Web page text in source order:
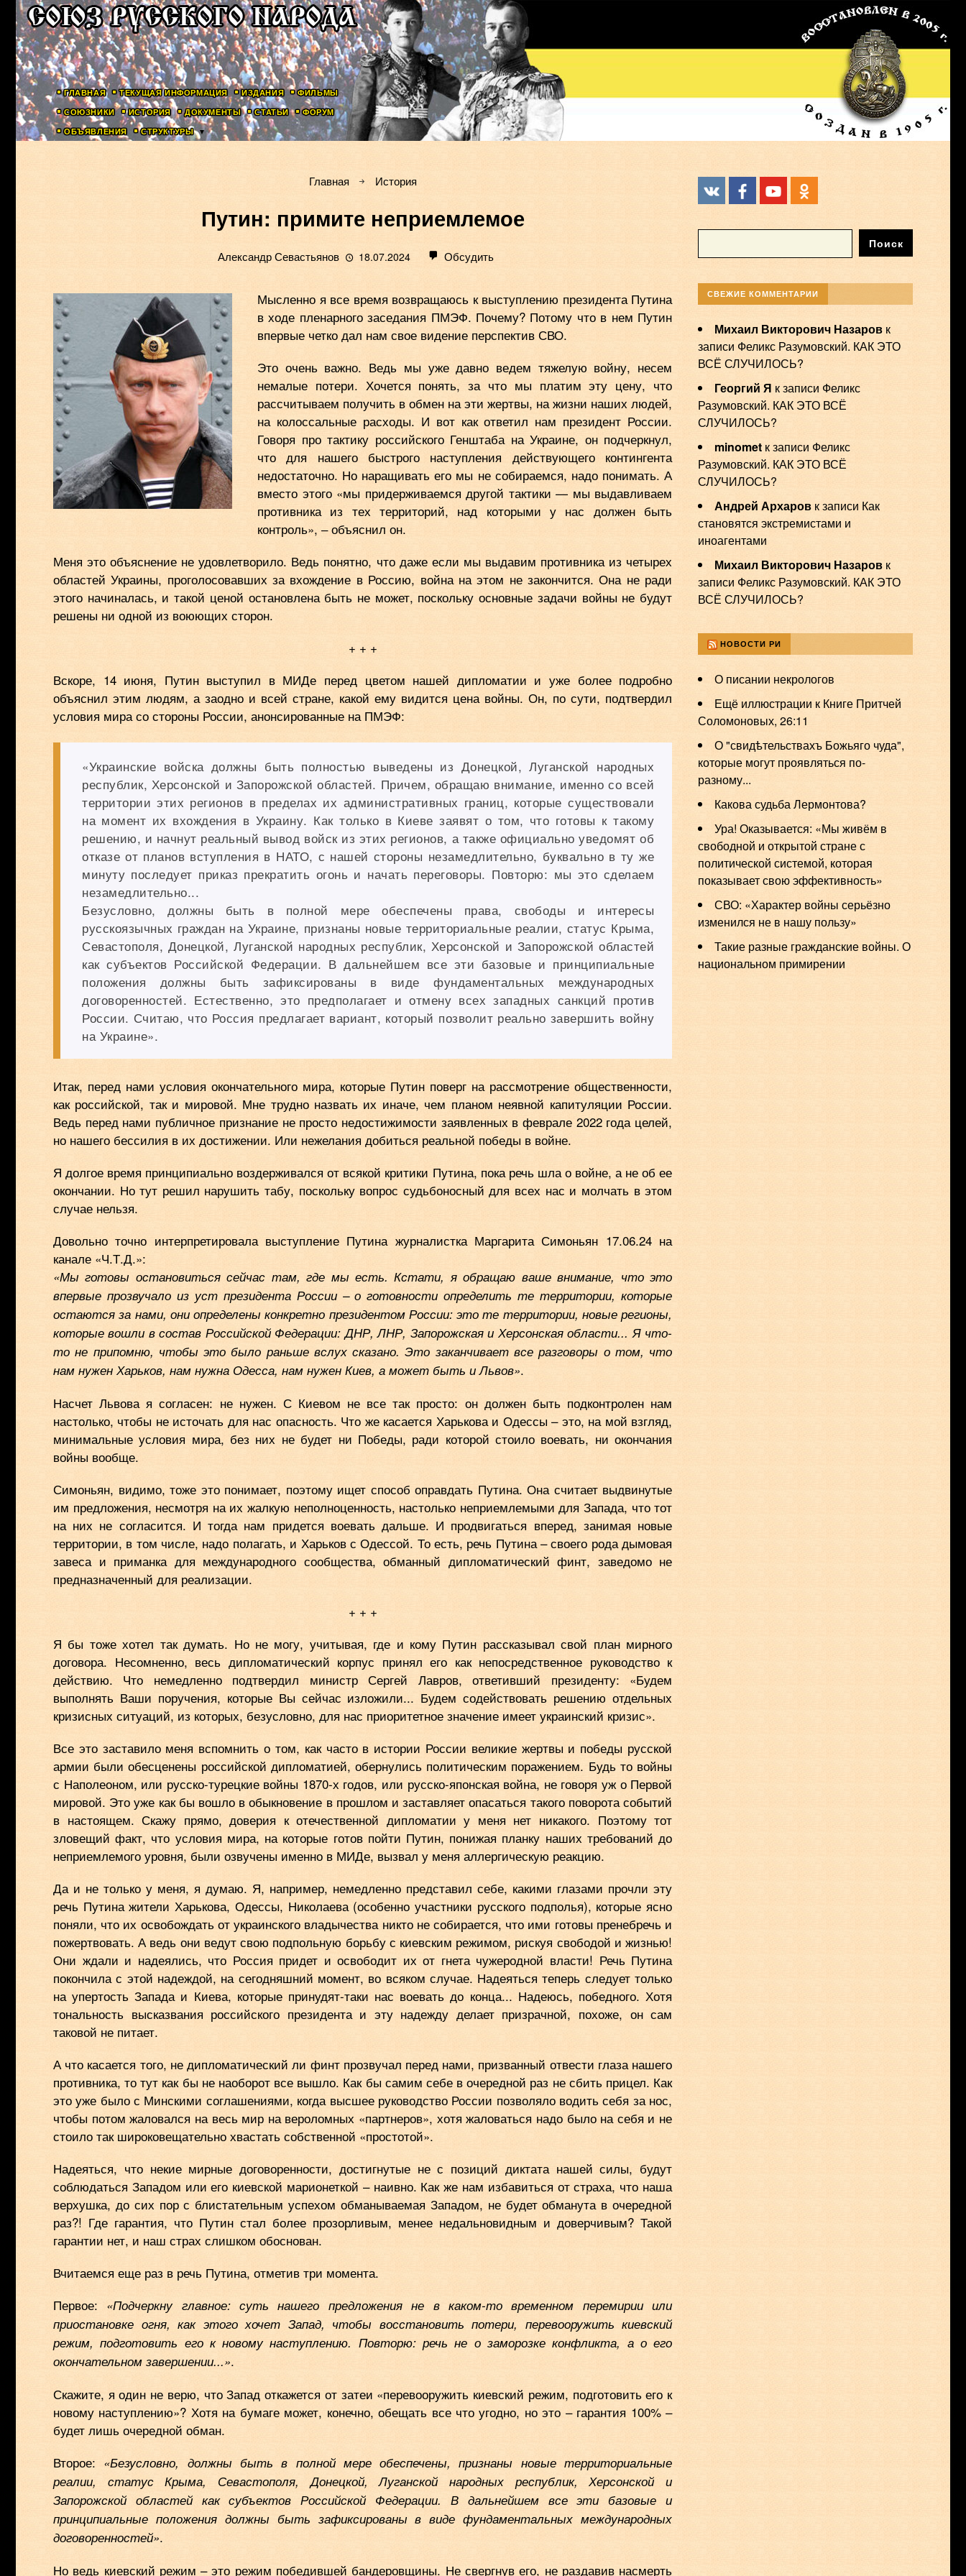
ГЛАВНАЯ ТЕКУЩАЯ ИНФОРМАЦИЯ ИЗДАНИЯ ФИЛЬМЫ
СОЮЗНИКИ ИСТОРИЯ ДОКУМЕНТЫ СТАТЬИ ФОРУМ
ОБЪЯВЛЕНИЯ СТРУКТУРЫ
Главная История
Путин: примите неприемлемое
Александр Севастьянов 18.07.2024 Обсудить
Мысленно я все время возвращаюсь к выступлению президента Путина
в ходе пленарного заседания ПМЭФ. Почему? Потому что в нем Путин
впервые четко дал нам свое видение перспектив СВО.
Это очень важно. Ведь мы уже давно ведем тяжелую войну, несем
немалые потери. Хочется понять, за что мы платим эту цену, что
рассчитываем получить в обмен на эти жертвы, на жизни наших людей,
на колоссальные расходы. И вот как ответил нам президент России.
Говоря про тактику российского Генштаба на Украине, он подчеркнул,
что для нашего быстрого наступления действующего контингента
недостаточно. Но наращивать его мы не собираемся, надо понимать. А
вместо этого «мы придерживаемся другой тактики — мы выдавливаем
противника из тех территорий, над которыми у нас должен быть
контроль», ‒ объяснил он.
Меня это объяснение не удовлетворило. Ведь понятно, что даже если мы выдавим противника из четырех
областей Украины, проголосовавших за вхождение в Россию, война на этом не закончится. Она не ради
этого начиналась, и такой ценой остановлена быть не может, поскольку основные задачи войны не будут
решены ни одной из воюющих сторон.
+ + +
Вскоре, 14 июня, Путин выступил в МИДе перед цветом нашей дипломатии и уже более подробно
объяснил этим людям, а заодно и всей стране, какой ему видится цена войны. Он, по сути, подтвердил
условия мира со стороны России, анонсированные на ПМЭФ:
«Украинские войска должны быть полностью выведены из Донецкой, Луганской народных
республик, Херсонской и Запорожской областей. Причем, обращаю внимание, именно со всей
территории этих регионов в пределах их административных границ, которые существовали
на момент их вхождения в Украину. Как только в Киеве заявят о том, что готовы к такому
решению, и начнут реальный вывод войск из этих регионов, а также официально уведомят об
отказе от планов вступления в НАТО, с нашей стороны незамедлительно, буквально в ту же
минуту последует приказ прекратить огонь и начать переговоры. Повторю: мы это сделаем
незамедлительно...
Безусловно, должны быть в полной мере обеспечены права, свободы и интересы
русскоязычных граждан на Украине, признаны новые территориальные реалии, статус Крыма,
Севастополя, Донецкой, Луганской народных республик, Херсонской и Запорожской областей
как субъектов Российской Федерации. В дальнейшем все эти базовые и принципиальные
положения должны быть зафиксированы в виде фундаментальных международных
договоренностей. Естественно, это предполагает и отмену всех западных санкций против
России. Считаю, что Россия предлагает вариант, который позволит реально завершить войну
на Украине».
Итак, перед нами условия окончательного мира, которые Путин поверг на рассмотрение общественности,
как российской, так и мировой. Мне трудно назвать их иначе, чем планом неявной капитуляции России.
Ведь перед нами публичное признание не просто недостижимости заявленных в феврале 2022 года целей,
но нашего бессилия в их достижении. Или нежелания добиться реальной победы в войне.
Я долгое время принципиально воздерживался от всякой критики Путина, пока речь шла о войне, а не об ее
окончании. Но тут решил нарушить табу, поскольку вопрос судьбоносный для всех нас и молчать в этом
случае нельзя.
Довольно точно интерпретировала выступление Путина журналистка Маргарита Симоньян 17.06.24 на
канале «Ч.Т.Д.»:
«Мы готовы остановиться сейчас там, где мы есть. Кстати, я обращаю ваше внимание, что это
впервые прозвучало из уст президента России – о готовности определить те территории, которые
остаются за нами, они определены конкретно президентом России: это те территории, новые регионы,
которые вошли в состав Российской Федерации: ДНР, ЛНР, Запорожская и Херсонская области... Я что-
то не припомню, чтобы это было раньше вслух сказано. Это заканчивает все разговоры о том, что
нам нужен Харьков, нам нужна Одесса, нам нужен Киев, а может быть и Львов».
Насчет Львова я согласен: не нужен. С Киевом не все так просто: он должен быть подконтролен нам
настолько, чтобы не источать для нас опасность. Что же касается Харькова и Одессы – это, на мой взгляд,
минимальные условия мира, без них не будет ни Победы, ради которой стоило воевать, ни окончания
войны вообще.
Симоньян, видимо, тоже это понимает, поэтому ищет способ оправдать Путина. Она считает выдвинутые
им предложения, несмотря на их жалкую неполноценность, настолько неприемлемыми для Запада, что тот
на них не согласится. И тогда нам придется воевать дальше. И продвигаться вперед, занимая новые
территории, в том числе, надо полагать, и Харьков с Одессой. То есть, речь Путина – своего рода дымовая
завеса и приманка для международного сообщества, обманный дипломатический финт, заведомо не
предназначенный для реализации.
+ + +
Я бы тоже хотел так думать. Но не могу, учитывая, где и кому Путин рассказывал свой план мирного
договора. Несомненно, весь дипломатический корпус принял его как непосредственное руководство к
действию. Что немедленно подтвердил министр Сергей Лавров, ответивший президенту: «Будем
выполнять Ваши поручения, которые Вы сейчас изложили... Будем содействовать решению отдельных
кризисных ситуаций, из которых, безусловно, для нас приоритетное значение имеет украинский кризис».
Все это заставило меня вспомнить о том, как часто в истории России великие жертвы и победы русской
армии были обесценены российской дипломатией, обернулись политическим поражением. Будь то войны
с Наполеоном, или русско-турецкие войны 1870-х годов, или русско-японская война, не говоря уж о Первой
мировой. Это уже как бы вошло в обыкновение в прошлом и заставляет опасаться такого поворота событий
в настоящем. Скажу прямо, доверия к отечественной дипломатии у меня нет никакого. Поэтому тот
зловещий факт, что условия мира, на которые готов пойти Путин, понижая планку наших требований до
неприемлемого уровня, были озвучены именно в МИДе, вызвал у меня аллергическую реакцию.
Да и не только у меня, я думаю. Я, например, немедленно представил себе, какими глазами прочли эту
речь Путина жители Харькова, Одессы, Николаева (особенно участники русского подполья), которые ясно
поняли, что их освобождать от украинского владычества никто не собирается, что ими готовы пренебречь и
пожертвовать. А ведь они ведут свою подпольную борьбу с киевским режимом, рискуя свободой и жизнью!
Они ждали и надеялись, что Россия придет и освободит их от гнета чужеродной власти! Речь Путина
покончила с этой надеждой, на сегодняшний момент, во всяком случае. Надеяться теперь следует только
на упертость Запада и Киева, которые принудят-таки нас воевать до конца... Надеюсь, победного. Хотя
тональность высказвания российского президента и эту надежду делает призрачной, похоже, он сам
таковой не питает.
А что касается того, не дипломатический ли финт прозвучал перед нами, призванный отвести глаза нашего
противника, то тут как бы не наоборот все вышло. Как бы самим себе в очередной раз не сбить прицел. Как
это уже было с Минскими соглашениями, когда высшее руководство России позволяло водить себя за нос,
чтобы потом жаловался на весь мир на вероломных «партнеров», хотя жаловаться надо было на себя и не
стоило так широковещательно хвастать собственной «простотой».
Надеяться, что некие мирные договоренности, достигнутые не с позиций диктата нашей силы, будут
соблюдаться Западом или его киевской марионеткой – наивно. Как же нам избавиться от страха, что наша
верхушка, до сих пор с блистательным успехом обманываемая Западом, не будет обманута в очередной
раз?! Где гарантия, что Путин стал более прозорливым, менее недальновидным и доверчивым? Такой
гарантии нет, и наш страх слишком обоснован.
Вчитаемся еще раз в речь Путина, отметив три момента.
Первое: «Подчеркну главное: суть нашего предложения не в каком-то временном перемирии или
приостановке огня, как этого хочет Запад, чтобы восстановить потери, перевооружить киевский
режим, подготовить его к новому наступлению. Повторю: речь не о заморозке конфликта, а о его
окончательном завершении...».
Скажите, я один не верю, что Запад откажется от затеи «перевооружить киевский режим, подготовить его к
новому наступлению»? Хотя на бумаге может, конечно, обещать все что угодно, но это – гарантия 100% –
будет лишь очередной обман.
Второе: «Безусловно, должны быть в полной мере обеспечены, признаны новые территориальные
реалии, статус Крыма, Севастополя, Донецкой, Луганской народных республик, Херсонской и
Запорожской областей как субъектов Российской Федерации. В дальнейшем все эти базовые и
принципиальные положения должны быть зафиксированы в виде фундаментальных международных
договоренностей».
Но ведь киевский режим – это режим победившей бандеровщины. Не свергнув его, не раздавив насмерть
СВЕЖИЕ КОММЕНТАРИИ
Михаил Викторович Назаровк
записи Феликс Разумовский. КАК ЭТО
ВСЁ СЛУЧИЛОСЬ?
Георгий Я к записи Феликс
Разумовский. КАК ЭТО ВСЁ
СЛУЧИЛОСЬ?
minometк записи Феликс
Разумовский. КАК ЭТО ВСЁ
СЛУЧИЛОСЬ?
Андрей Архаровк записи Как
становятся экстремистами и
иноагентами
Михаил Викторович Назаровк
записи Феликс Разумовский. КАК ЭТО
ВСЁ СЛУЧИЛОСЬ?
НОВОСТИ РИ
О писании некрологов
Ещё иллюстрации к Книге Притчей
Соломоновых, 26:11
О "свидѣтельствахъ Божьяго чуда",
которые могут проявляться по-
разному...
Какова судьба Лермонтова?
Ура! Оказывается: «Мы живём в
свободной и открытой стране с
политической системой, которая
показывает свою эффективность»
СВО: «Характер войны серьёзно
изменился не в нашу пользу»
️Такие разные гражданские войны. О
национальном примирении